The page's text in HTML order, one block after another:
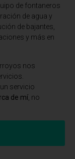
de fontaneros
de agua y
de bajantes,
y más en
nos
servicio
de mí , no